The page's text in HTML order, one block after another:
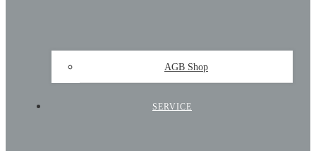
AGB Shop
SERVICE